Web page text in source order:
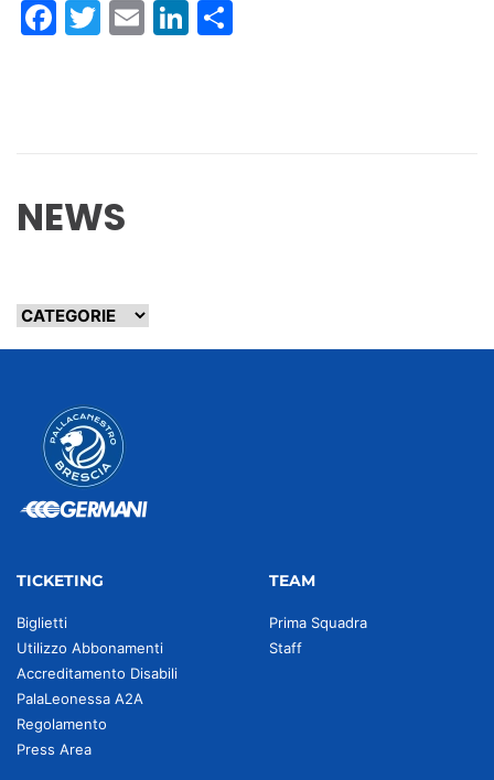
Facebook
Twitter
EmailLinkedIn
NEWS
TICKETING
Biglietti
Utilizzo Abbonamenti
Accreditamento Disabili
PalaLeonessa A2A
Regolamento
Press Area
TEAM
Prima Squadra
Staff